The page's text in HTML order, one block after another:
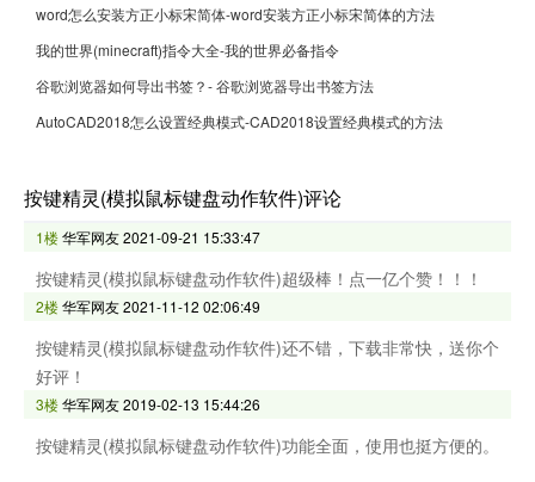
word怎么安装方正小标宋简体-word安装方正小标宋简体的方法
我的世界(minecraft)指令大全-我的世界必备指令
谷歌浏览器如何导出书签？- 谷歌浏览器导出书签方法
AutoCAD2018怎么设置经典模式-CAD2018设置经典模式的方法
按键精灵(模拟鼠标键盘动作软件)评论
1楼华军网友2021-09-21 15:33:47
按键精灵(模拟鼠标键盘动作软件)超级棒！点一亿个赞！！！
2楼华军网友2021-11-12 02:06:49
按键精灵(模拟鼠标键盘动作软件)还不错，下载非常快，送你个
好评！
3楼华军网友2019-02-13 15:44:26
按键精灵(模拟鼠标键盘动作软件)功能全面，使用也挺方便的。